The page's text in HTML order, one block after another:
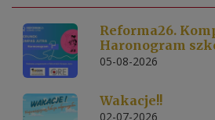
Reforma26.
Haronogram
05-08-2026
Wakacje!!
02-07-2026